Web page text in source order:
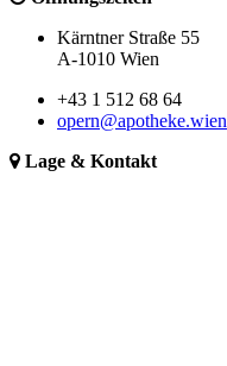
Kärntner Straße 55
A-1010 Wien
+43 1 512 68 64
opern@apotheke.wien
Lage & Kontakt